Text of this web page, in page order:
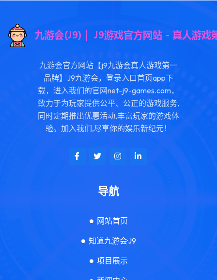
九游会官方网站【j9九游会真人游戏第一
品牌】J9九游会，登录入口首页app下
载，进入我们的官网net-j9-games.com，
致力于为玩家提供公平、公正的游戏服务,
同时定期推出优惠活动,丰富玩家的游戏体
验。加入我们,尽享你的娱乐新纪元！
导航
网站首页
知道九游会·J9
项目展示